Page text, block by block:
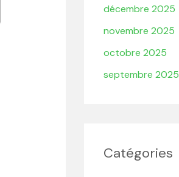
décembre 2025
novembre 2025
octobre 2025
septembre 2025
Catégories